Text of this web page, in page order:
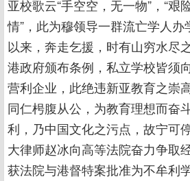
亚校歌云“手空空，无一物”，“艰
情”，此为穆领导一群流亡学人
以来，奔走乞援，时有山穷水尽
港政府颁布条例，私立学校皆须
营利企业，此绝违新亚教育之崇
同仁枵腹从公，为教育理想而奋
利，乃中国文化之污点，故宁可
大律师赵冰向高等法院奋力争取
获法院与港督特案批准为不牟利